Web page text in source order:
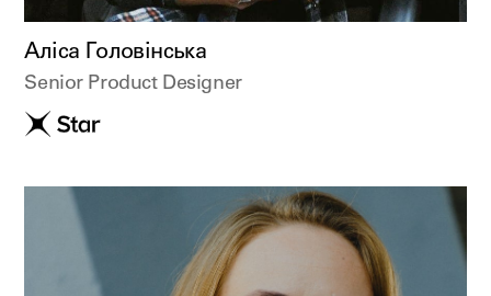
Аліса Головінська
Senior Product Designer